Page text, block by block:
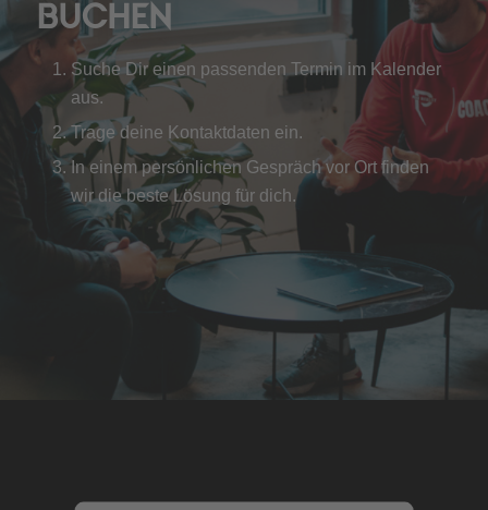
BUCHEN
Suche Dir einen passenden Termin im Kalender
aus.
Trage deine Kontaktdaten ein.
In einem persönlichen Gespräch vor Ort finden
wir die beste Lösung für dich.